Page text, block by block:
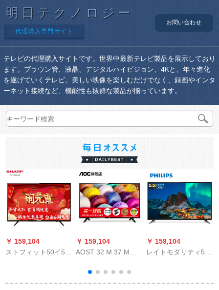
明日テクノロジー
代理購入専門サイト
お問い合わせ
テレビの代理購入サイトです。世界中最新テレビ製品を展示しており
ます。ブラウン管、液晶、デジタルハイビジョン、4Kと、年々進化
を遂げていくテレビ。美しい映像を楽しむだけでなく、録画やインタ
ーネット接続など、機能性も抜群な製品が揃っています。
￥ 159,104
ストフィット50イ50
ル50ラインテリング
￥ 159,104
AOST 32 M 37 M
テレビのモネータ2
は、スピカを内蔵し
￥ 159,104
レイトモダリティ50
の機能8 Gメモリア愛